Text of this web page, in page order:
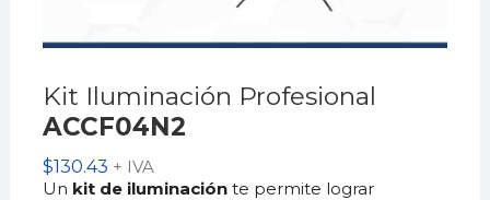
Kit Iluminación Profesional
ACCF04N2
$130.43 + IVA
Un kit de iluminaciónte permite lograr